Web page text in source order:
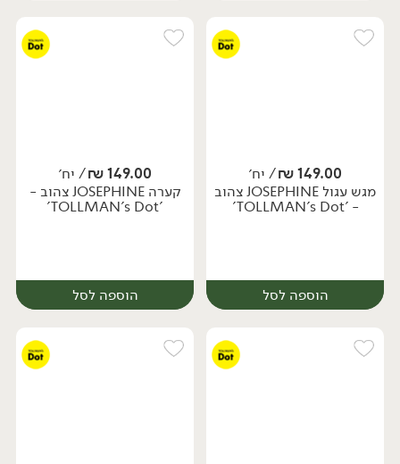
יח׳ יח׳
149.00
₪/ יח׳
מגש עגול JOSEPHINE צהוב
- 'TOLLMAN's Dot'
הוספה לסל
149.00
₪/ יח׳
קערה JOSEPHINE צהוב -
'TOLLMAN's Dot'
הוספה לסל